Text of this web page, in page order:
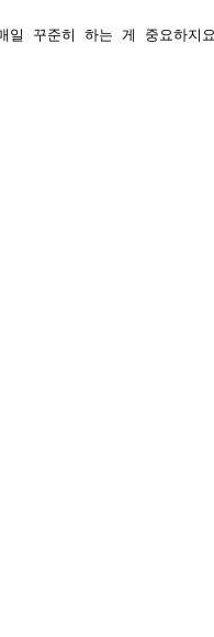
일 꾸준히 하는 게 중요하지